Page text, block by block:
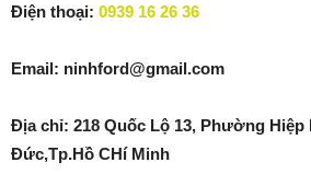
Điện thoại: 0939 16 26 36
Email: ninhford@gmail.com
Địa chỉ: 218 Quốc Lộ 13, Phường Hiệp
Đức,Tp.Hồ CHí Minh